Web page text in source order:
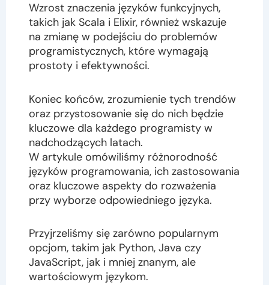
Wzrost znaczenia języków funkcyjnych,
takich jak Scala i Elixir, również wskazuje
na zmianę w podejściu do problemów
programistycznych, które wymagają
prostoty i efektywności.
Koniec końców, zrozumienie tych trendów
oraz przystosowanie się do nich będzie
kluczowe dla każdego programisty w
nadchodzących latach.
W artykule omówiliśmy różnorodność
języków programowania, ich zastosowania
oraz kluczowe aspekty do rozważenia
przy wyborze odpowiedniego języka.
Przyjrzeliśmy się zarówno popularnym
opcjom, takim jak Python, Java czy
JavaScript, jak i mniej znanym, ale
wartościowym językom.